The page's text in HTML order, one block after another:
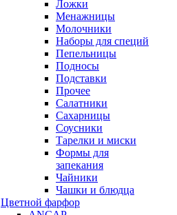
Ложки
Менажницы
Молочники
Наборы для специй
Пепельницы
Подносы
Подставки
Прочее
Салатники
Сахарницы
Соусники
Тарелки и миски
Формы для
запекания
Чайники
Чашки и блюдца
Цветной фарфор